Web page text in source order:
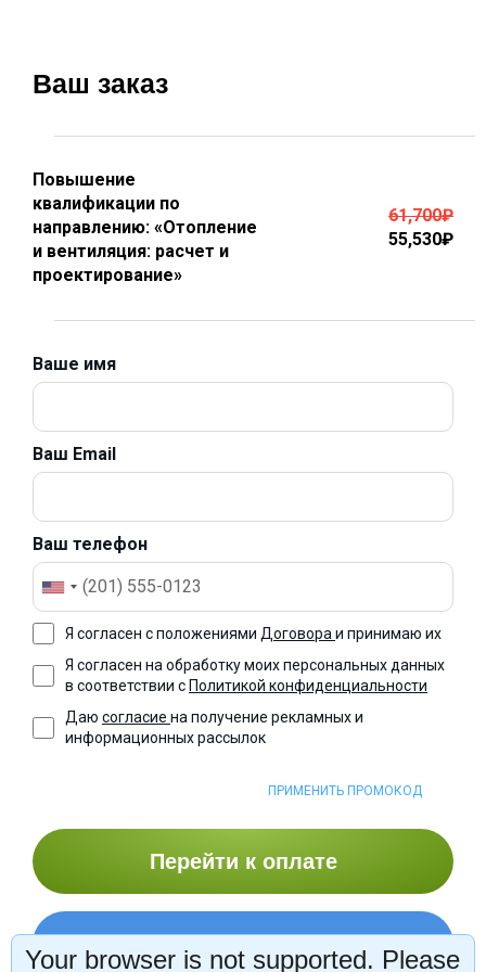
Ваш заказ
Повышение
квалификации по
направлению: «Отопление
и вентиляция: расчет и
проектирование»
61,700₽
55,530₽
Ваше имя
Ваш Email
Ваш телефон
Я согласен с положениями Договора и принимаю их
Я согласен на обработку моих персональных данных
в соответствии с Политикой конфиденциальности
Даю согласие на получение рекламных и
информационных рассылок
ПРИМЕНИТЬ ПРОМОКОД
Перейти к оплате
Your browser is not supported. Please